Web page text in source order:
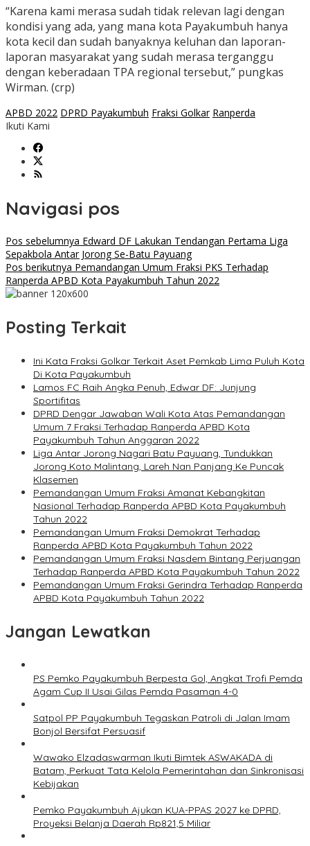
“Karena kami merasa sudah tidak relevan lagi dengan
kondisi yang ada, yang mana kota Payakumbuh hanya
kota kecil dan sudah banyaknya keluhan dan laporan-
laporan masyarakat yang sudah merasa terganggu
dengan keberadaan TPA regional tersebut,” pungkas
Wirman. (crp)
APBD 2022 DPRD Payakumbuh Fraksi Golkar Ranperda
Ikuti Kami
Navigasi pos
Pos sebelumnya Edward DF Lakukan Tendangan Pertama Liga
Sepakbola Antar Jorong Se-Batu Payuang
Pos berikutnya Pemandangan Umum Fraksi PKS Terhadap
Ranperda APBD Kota Payakumbuh Tahun 2022
Posting Terkait
Ini Kata Fraksi Golkar Terkait Aset Pemkab Lima Puluh Kota
Di Kota Payakumbuh
Lamos FC Raih Angka Penuh, Edwar DF: Junjung
Sportifitas
DPRD Dengar Jawaban Wali Kota Atas Pemandangan
Umum 7 Fraksi Terhadap Ranperda APBD Kota
Payakumbuh Tahun Anggaran 2022
Liga Antar Jorong Nagari Batu Payuang, Tundukkan
Jorong Koto Malintang, Lareh Nan Panjang Ke Puncak
Klasemen
Pemandangan Umum Fraksi Amanat Kebangkitan
Nasional Terhadap Ranperda APBD Kota Payakumbuh
Tahun 2022
Pemandangan Umum Fraksi Demokrat Terhadap
Ranperda APBD Kota Payakumbuh Tahun 2022
Pemandangan Umum Fraksi Nasdem Bintang Perjuangan
Terhadap Ranperda APBD Kota Payakumbuh Tahun 2022
Pemandangan Umum Fraksi Gerindra Terhadap Ranperda
APBD Kota Payakumbuh Tahun 2022
Jangan Lewatkan
PS Pemko Payakumbuh Berpesta Gol, Angkat Trofi Pemda
Agam Cup II Usai Gilas Pemda Pasaman 4-0
Satpol PP Payakumbuh Tegaskan Patroli di Jalan Imam
Bonjol Bersifat Persuasif
Wawako Elzadaswarman Ikuti Bimtek ASWAKADA di
Batam, Perkuat Tata Kelola Pemerintahan dan Sinkronisasi
Kebijakan
Pemko Payakumbuh Ajukan KUA-PPAS 2027 ke DPRD,
Proyeksi Belanja Daerah Rp821,5 Miliar